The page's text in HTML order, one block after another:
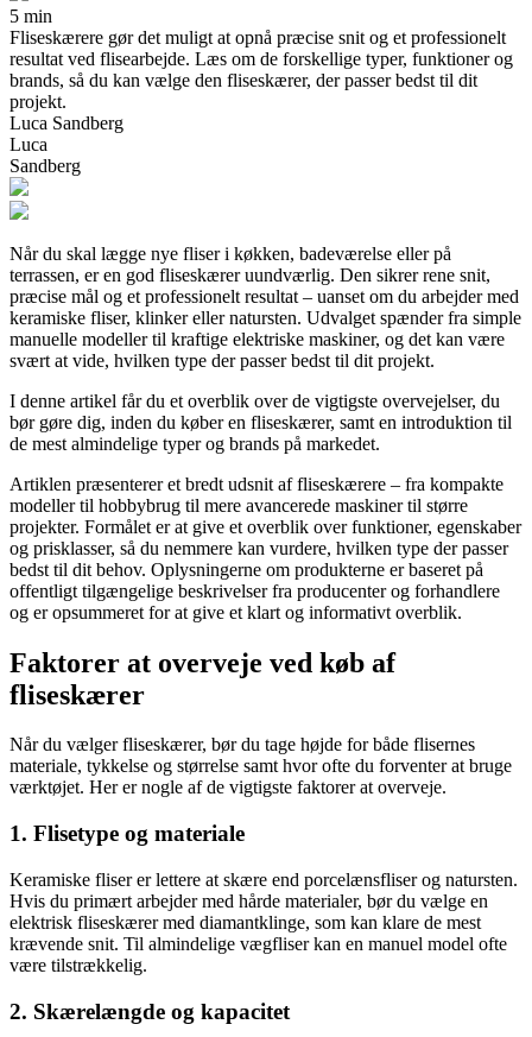
5 min
Fliseskærere gør det muligt at opnå præcise snit og et professionelt
resultat ved flisearbejde. Læs om de forskellige typer, funktioner og
brands, så du kan vælge den fliseskærer, der passer bedst til dit
projekt.
Luca Sandberg
Luca
Sandberg
Når du skal lægge nye fliser i køkken, badeværelse eller på
terrassen, er en god fliseskærer uundværlig. Den sikrer rene snit,
præcise mål og et professionelt resultat – uanset om du arbejder med
keramiske fliser, klinker eller natursten. Udvalget spænder fra simple
manuelle modeller til kraftige elektriske maskiner, og det kan være
svært at vide, hvilken type der passer bedst til dit projekt.
I denne artikel får du et overblik over de vigtigste overvejelser, du
bør gøre dig, inden du køber en fliseskærer, samt en introduktion til
de mest almindelige typer og brands på markedet.
Artiklen præsenterer et bredt udsnit af fliseskærere – fra kompakte
modeller til hobbybrug til mere avancerede maskiner til større
projekter. Formålet er at give et overblik over funktioner, egenskaber
og prisklasser, så du nemmere kan vurdere, hvilken type der passer
bedst til dit behov. Oplysningerne om produkterne er baseret på
offentligt tilgængelige beskrivelser fra producenter og forhandlere
og er opsummeret for at give et klart og informativt overblik.
Faktorer at overveje ved køb af
fliseskærer
Når du vælger fliseskærer, bør du tage højde for både flisernes
materiale, tykkelse og størrelse samt hvor ofte du forventer at bruge
værktøjet. Her er nogle af de vigtigste faktorer at overveje.
1. Flisetype og materiale
Keramiske fliser er lettere at skære end porcelænsfliser og natursten.
Hvis du primært arbejder med hårde materialer, bør du vælge en
elektrisk fliseskærer med diamantklinge, som kan klare de mest
krævende snit. Til almindelige vægfliser kan en manuel model ofte
være tilstrækkelig.
2. Skærelængde og kapacitet